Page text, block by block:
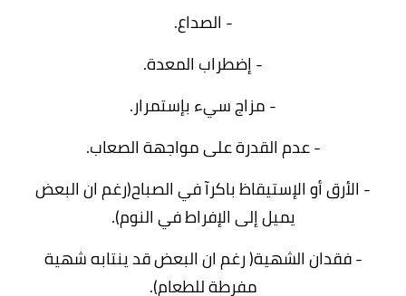
- الصداع.
- إضطراب المعدة.
- مزاج سيء بإستمرار.
- عدم القدرة على مواجهة الصعاب.
- الأرق أو الإستيقاظ باكرآ في الصباح(رغم ان البعض
يميل إلى الإفراط في النوم).
- فقدان الشهية( رغم ان البعض قد ينتابه شهية
مفرطة للطعام).